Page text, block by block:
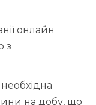
онлайн
з
на добу, що